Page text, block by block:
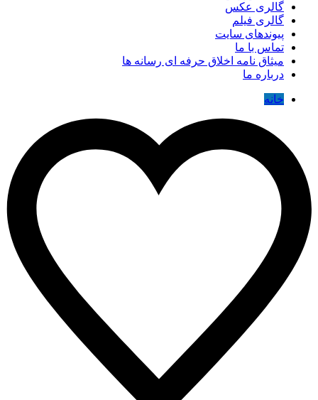
گالری عکس
گالری فیلم
پیوندهای سایت
تماس با ما
میثاق نامه اخلاق حرفه ای رسانه ها
درباره ما
خانه